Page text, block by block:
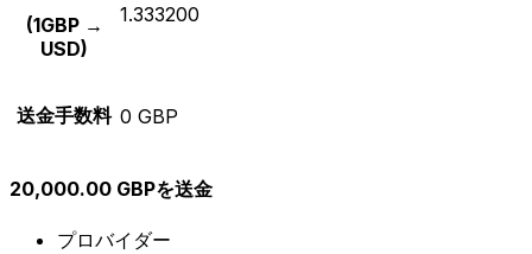
(1GBP →
USD)
1.333200
送金手数料 0 GBP
20,000.00 GBPを送金
プロバイダー